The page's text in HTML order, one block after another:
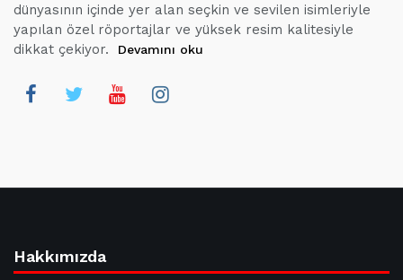
dünyasının içinde yer alan seçkin ve sevilen isimleriyle
yapılan özel röportajlar ve yüksek resim kalitesiyle
dikkat çekiyor.
Devamını oku
Hakkımızda